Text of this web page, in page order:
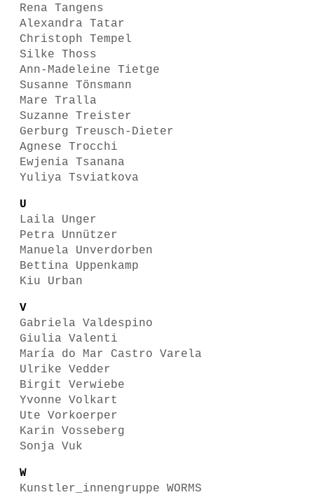
Rena Tangens
Alexandra Tatar
Christoph Tempel
Silke Thoss
Ann-Madeleine Tietge
Susanne Tönsmann
Mare Tralla
Suzanne Treister
Gerburg Treusch-Dieter
Agnese Trocchi
Ewjenia Tsanana
Yuliya Tsviatkova
U
Laila Unger
Petra Unnützer
Manuela Unverdorben
Bettina Uppenkamp
Kiu Urban
V
Gabriela Valdespino
Giulia Valenti
María do Mar Castro Varela
Ulrike Vedder
Birgit Verwiebe
Yvonne Volkart
Ute Vorkoerper
Karin Vosseberg
Sonja Vuk
W
Kunstler_innengruppe WORMS